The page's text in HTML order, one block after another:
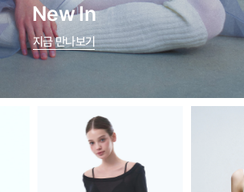
New In
지금 만나보기